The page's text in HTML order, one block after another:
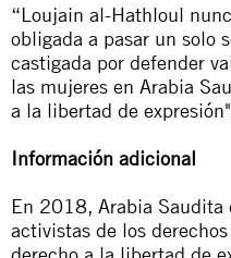
“Loujain al-Hathloul
obligada a pasar un solo
castigada por defender
las mujeres en Arabia
a la libertad de
Información adicional
En 2018, Arabia
activistas de los